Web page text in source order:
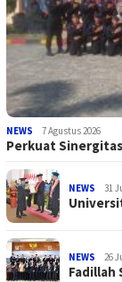
NEWS 7 Agustus 2026
Perkuat
NEWS 31
NEWS 26
Fadillah